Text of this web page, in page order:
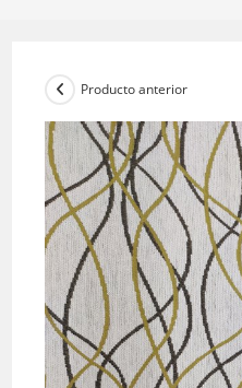
Producto anterior